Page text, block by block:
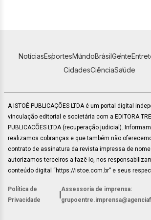
NotíciasEsportesMundoBrasilGente
CidadesCiênciaSaúde
A ISTOÉ PUBLICAÇÕES LTDA é um portal digital
vinculação editorial e societária com a EDITORA
PUBLICACÕES LTDA (recuperação judicial).
realizamos cobranças e que também não
contrato de assinatura da revista impressa de nome
autorizamos terceiros a fazê-lo, nos
conteúdo digital “https://istoe.com.br” e seus
Política de
Privacidade
Assessoria de imprensa: